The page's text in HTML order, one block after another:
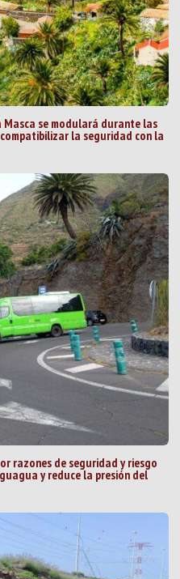
se modulará durante las
la seguridad con la
razones de seguridad y riesgo
y reduce la presión del